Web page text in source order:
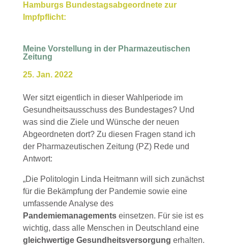
Hamburgs Bundestagsabgeordnete zur
Impfpflicht:
Meine Vorstellung in der Pharmazeutischen
Zeitung
25. Jan. 2022
Wer sitzt eigentlich in dieser Wahlperiode im
Gesundheitsausschuss des Bundestages? Und
was sind die Ziele und Wünsche der neuen
Abgeordneten dort? Zu diesen Fragen stand ich
der Pharmazeutischen Zeitung (PZ) Rede und
Antwort:
„Die Politologin Linda Heitmann will sich zunächst
für die Bekämpfung der Pandemie sowie eine
umfassende Analyse des
Pandemiemanagements einsetzen. Für sie ist es
wichtig, dass alle Menschen in Deutschland eine
gleichwertige Gesundheitsversorgung erhalten.